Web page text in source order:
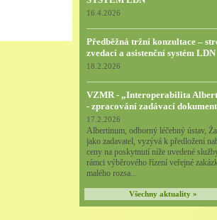
16.4.2026
Předběžná tržní konzultace –
zvedací a asistenční systém LDN
18.2.2026
VZMR - „Interoperabilita
- zpracování zadávací
17.2.2026
Albertinum, odborný léčebný ústav,
jako zadavatel, vyzývá k předložení
ceny na poskytnutí níže uvedené
rámci výběrového řízení veřejné
malého rozsa...
Všechny aktuality »